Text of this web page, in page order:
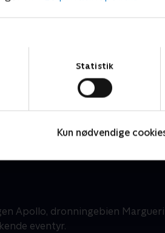
Statistik
Kun nødvendige
Apollo, dronningebien
eventyr.